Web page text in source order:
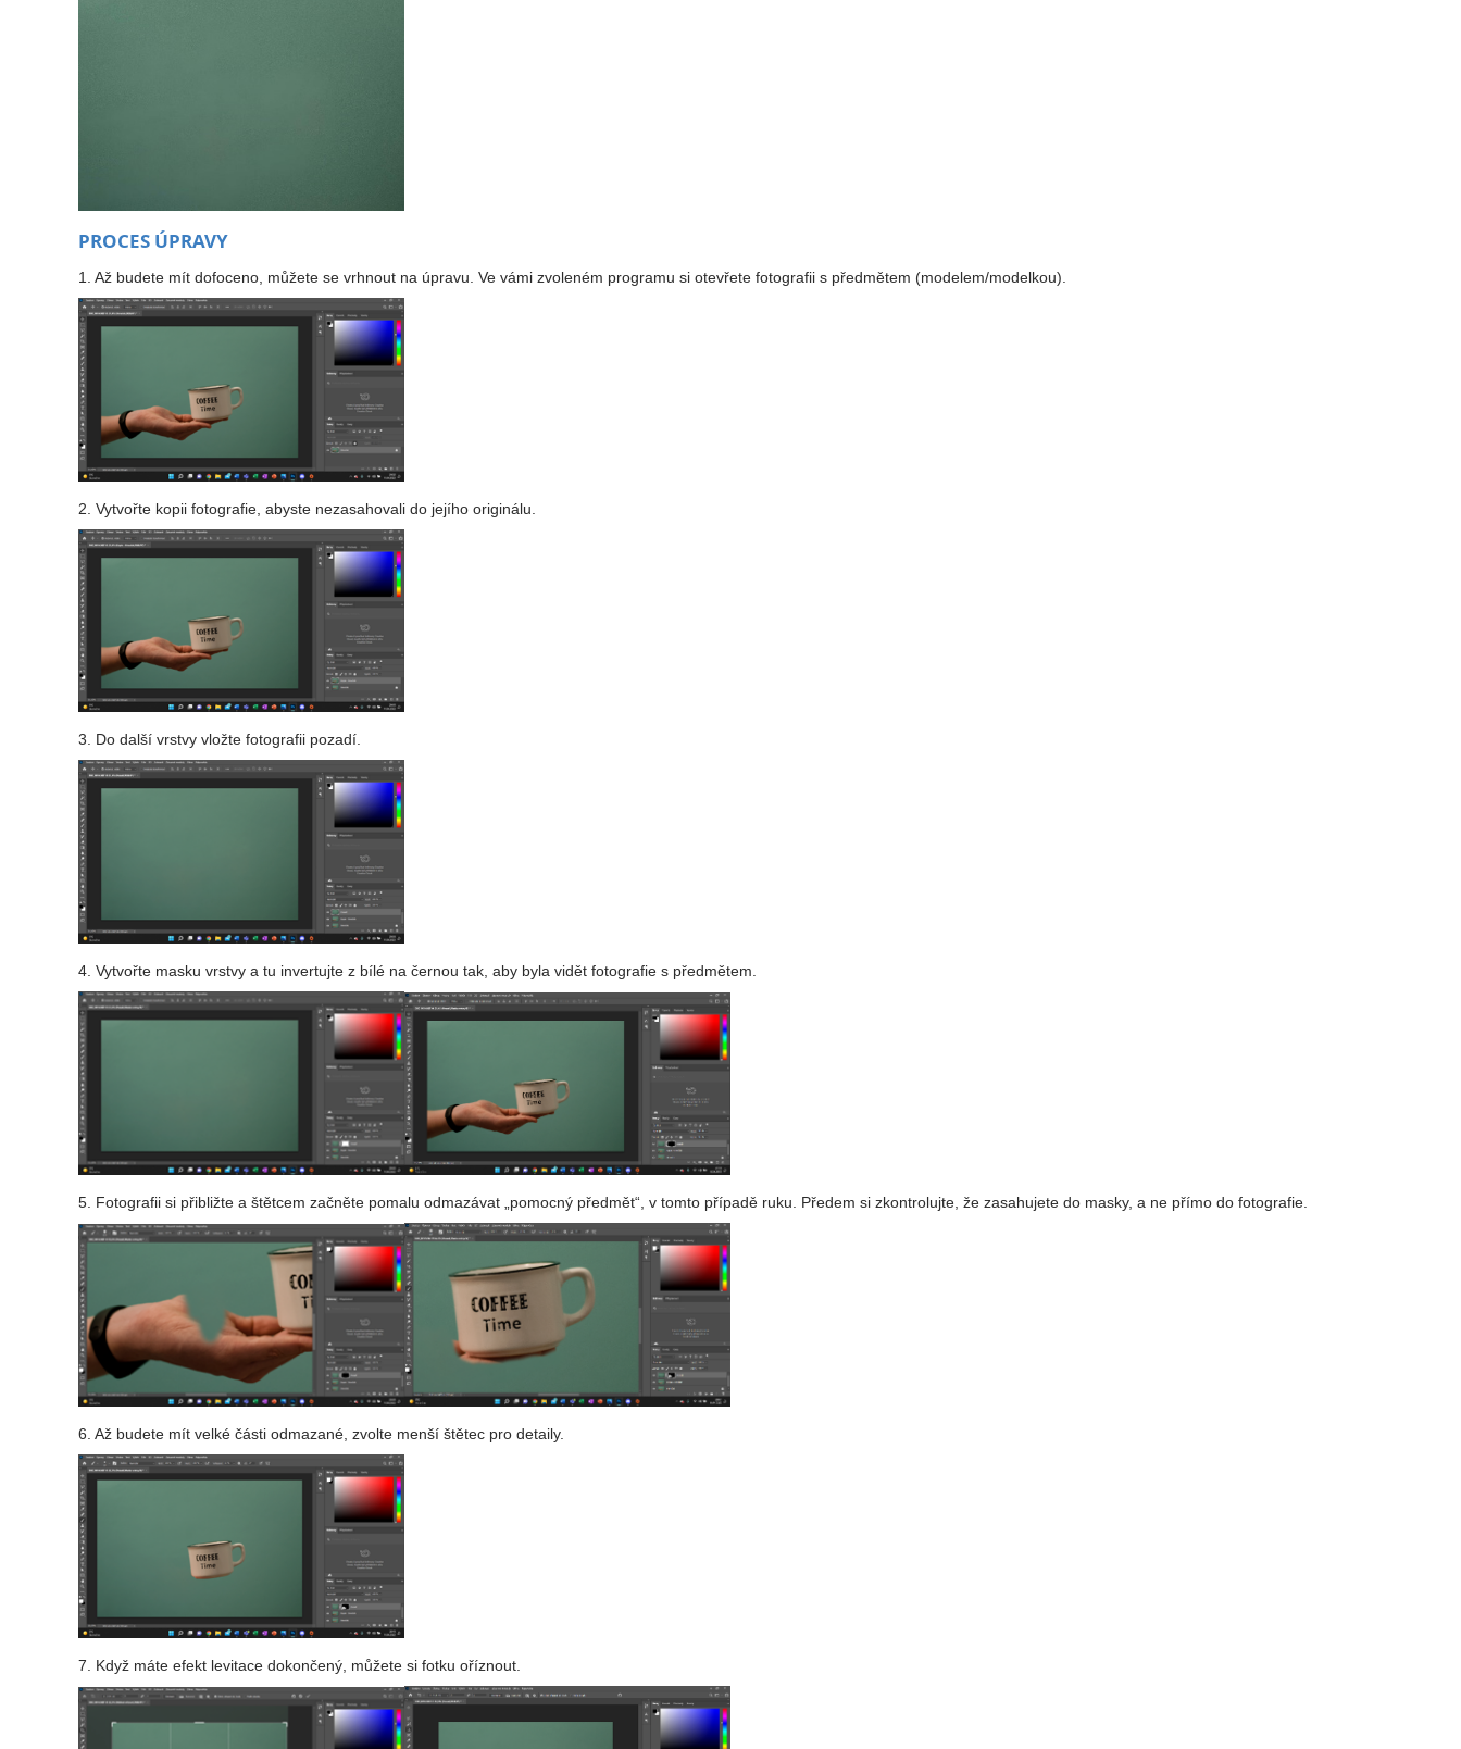
PROCES ÚPRAVY
1. Až budete mít dofoceno, můžete se vrhnout na úpravu. Ve vámi zvoleném programu si otevřete fotografii s předmětem (modelem/modelkou).
2. Vytvořte kopii fotografie, abyste nezasahovali do jejího originálu.
3. Do další vrstvy vložte fotografii pozadí.
4. Vytvořte masku vrstvy a tu invertujte z bílé na černou tak, aby byla vidět fotografie s předmětem.
5. Fotografii si přibližte a štětcem začněte pomalu odmazávat „pomocný předmět“, v tomto případě ruku. Předem si zkontrolujte, že zasahujete do masky, a ne přímo do fotografie.
6. Až budete mít velké části odmazané, zvolte menší štětec pro detaily.
7. Když máte efekt levitace dokončený, můžete si fotku oříznout.